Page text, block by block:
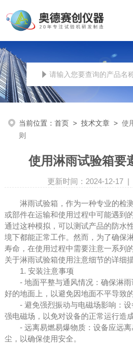
当前位置：首页 >技术文章 >使
则
使用淋雨试验箱要
更新时间：2024-12-17 |
淋雨试验箱，作为一种专业的检
或部件在运输和使用过程中可能遇到
通过这种模拟，可以测试产品的防水
境下都能正常工作。然而，为了确保
寿命，在使用过程中需要注意一系列
关于淋雨试验箱使用注意细节的详细
1. 安装注意事项
- 地面平整与通风情况：确保淋雨
好的地面上，以避免因地面不平导致
- 避免强烈振动与电磁场影响：设
强电磁场，以免对设备的正常运行造成
- 远离易燃易爆物质：设备应远离
尘，以确保使用安全。